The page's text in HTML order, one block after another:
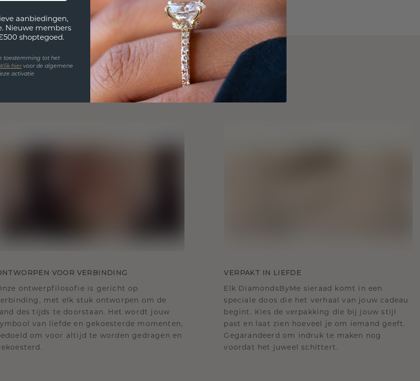
VOOR VERBINDING
ontwerpfilosofie is gericht op
met elk stuk ontworpen om de
des tijds te doorstaan. Het wordt jouw
van liefde en gekoesterde momenten,
om voor altijd te worden gedragen en
VERPAKT IN LIEFDE
Elk DiamondsByMe sieraad komt in een
speciale doos die het verhaal van jouw cadeau
begint. Kies de verpakking die bij jouw stijl
past en laat zien hoeveel je om iemand geeft.
Gegarandeerd om indruk te maken nog
voordat het juweel schittert.
aanbiedingen,
Nieuwe members
shoptegoed.
toestemming tot het
Klik hiervoor de algemene
activatie